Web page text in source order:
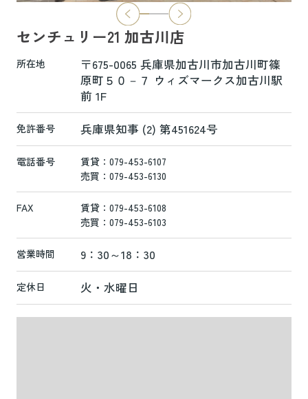
本日より新ホームページへ完全移行にな
新ホームページは検索も楽々♪スマホに
も対応済！
より見やすくなっております！
是非一度ご覧ください(^^♪
センチュリー21 加古川店
所在地
〒675-0065 兵庫県加古川市加古川町篠
原町５０－７ ウィズマークス加古川駅
前 1F
免許番号 兵庫県知事 (2) 第451624号
電話番号
賃貸：079-453-6107
売買：079-453-6130
FAX
賃貸：079-453-6108
売買：079-453-6103
営業時間 9：30～18：30
定休日 火・水曜日